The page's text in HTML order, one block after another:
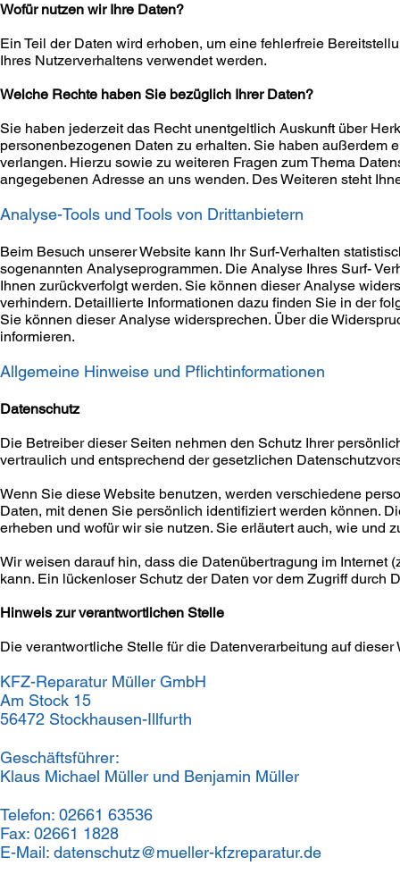
Wofür nutzen wir Ihre Daten?
Ein Teil der Daten wird erhoben, um eine fehlerfreie
Ihres Nutzerverhaltens verwendet werden.
Welche Rechte haben Sie bezüglich Ihrer Daten?
Sie haben jederzeit das Recht unentgeltlich Auskunft über
personenbezogenen Daten zu erhalten. Sie haben außerdem
verlangen. Hierzu sowie zu weiteren Fragen zum Thema
angegebenen Adresse an uns wenden. Des Weiteren steht
Analyse-Tools und Tools von Drittanbietern
Beim Besuch unserer Website kann Ihr Surf-Verhalten
sogenannten Analyseprogrammen. Die Analyse Ihres Surf-
Ihnen zurückverfolgt werden. Sie können dieser Analyse
verhindern. Detaillierte Informationen dazu finden Sie in der
Sie können dieser Analyse widersprechen. Über die
informieren.
Allgemeine Hinweise und Pflichtinformationen
Datenschutz
Die Betreiber dieser Seiten nehmen den Schutz Ihrer
vertraulich und entsprechend der gesetzlichen
Wenn Sie diese Website benutzen, werden verschiedene
Daten, mit denen Sie persönlich identifiziert werden können.
erheben und wofür wir sie nutzen. Sie erläutert auch, wie und
Wir weisen darauf hin, dass die Datenübertragung im Internet
kann. Ein lückenloser Schutz der Daten vor dem Zugriff durch
Hinweis zur verantwortlichen Stelle
Die verantwortliche Stelle für die Datenverarbeitung auf dieser
KFZ-Reparatur Müller GmbH
Am Stock 15
56472 Stockhausen-Illfurth
Geschäftsführer:
Klaus Michael Müller und Benjamin Müller
Telefon: 02661 63536
Fax: 02661 1828
E-Mail: datenschutz@mueller-kfzreparatur.de